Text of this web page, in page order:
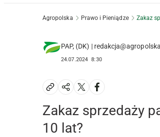
Agropolska Prawo i Pieniądze Zakaz
PAP, (DK) |
24.07.2024 8:30
Zakaz sprzedaży
10 lat?